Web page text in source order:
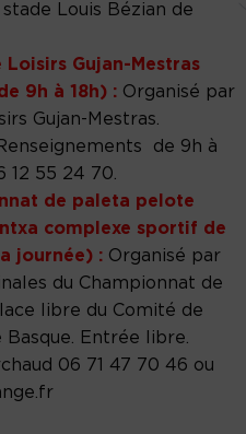
Louis Bézian de
Gujan-Mestras
9h à 18h) : Organisé par
Gujan-Mestras.
de 9h à
12 55 24 70.
de paleta pelote
complexe sportif de
journée) : Organisé par
du Championnat de
libre du Comité de
Basque. Entrée libre.
06 71 47 70 46 ou